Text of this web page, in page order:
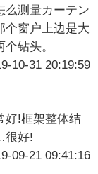
么测量カーテン
个窗户上边是大
钻头。
10-31 20:19:59
!框架整体结
很好!
09-21 09:41:16